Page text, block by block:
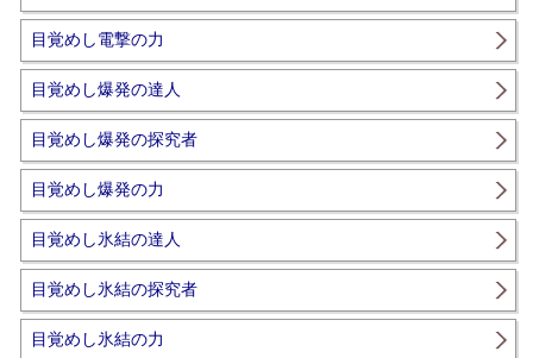
目覚めし電撃の力
目覚めし爆発の達人
目覚めし爆発の探究者
目覚めし爆発の力
目覚めし氷結の達人
目覚めし氷結の探究者
目覚めし氷結の力